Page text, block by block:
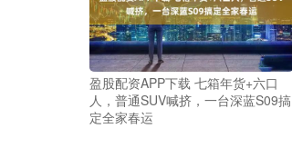
盈股配资APP下载 七箱年货+六口
人，普通SUV喊挤，一台深蓝S09搞
定全家春运